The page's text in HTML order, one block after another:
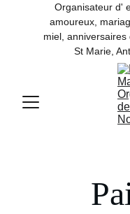
Organisateur d'
amoureux,
miel, anniversaires
St Marie,